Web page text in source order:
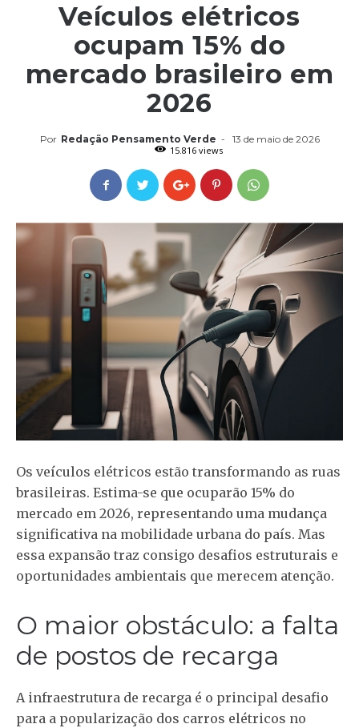
Veículos elétricos
ocupam 15% do
mercado brasileiro em
2026
Por Redação Pensamento Verde -
13 de maio de 2026
15.816 views
Os veículos elétricos estão transformando as ruas
brasileiras. Estima-se que ocuparão 15% do
mercado em 2026, representando uma mudança
significativa na mobilidade urbana do país. Mas
essa expansão traz consigo desafios estruturais e
oportunidades ambientais que merecem atenção.
O maior obstáculo: a falta
de postos de recarga
A infraestrutura de recarga é o principal desafio
para a popularização dos carros elétricos no